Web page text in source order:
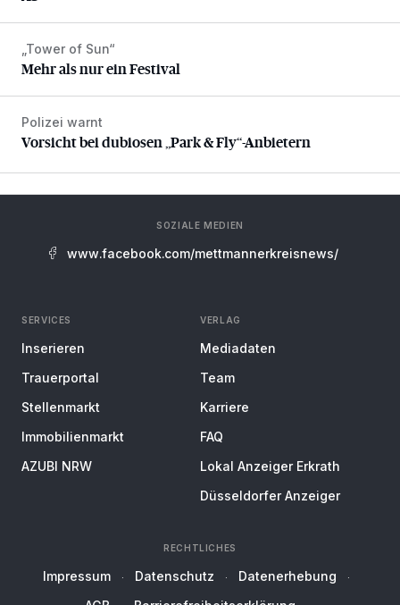
Mehr als nur ein Festival
„Tower of Sun“
Mehr als nur ein Festival
Vorsicht bei dubiosen „Park & Fly“-Anbietern
Polizei warnt
Vorsicht bei dubiosen „Park & Fly“-Anbietern
SOZIALE MEDIEN
www.facebook.com/mettmannerkreisnews/
SERVICES
Inserieren
Trauerportal
Stellenmarkt
Immobilienmarkt
AZUBI NRW
VERLAG
Mediadaten
Team
Karriere
FAQ
Lokal Anzeiger Erkrath
Düsseldorfer Anzeiger
RECHTLICHES
Impressum Datenschutz
Datenerhebung